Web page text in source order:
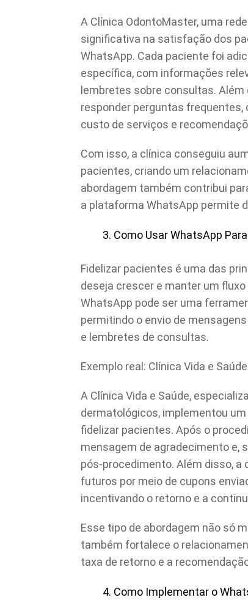
A Clínica OdontoMaster, uma
significativa na satisfação dos
WhatsApp. Cada paciente foi
específica, com informações
lembretes sobre consultas.
responder perguntas
custo de serviços e
Com isso, a clínica conseguiu
pacientes, criando um
abordagem também contribui
a plataforma WhatsApp permite
Como Usar WhatsApp
Fidelizar pacientes é uma das
deseja crescer e manter um
WhatsApp pode ser uma
permitindo o envio de
e lembretes de consultas.
Exemplo real: Clínica Vida e Saúde
A Clínica Vida e Saúde,
dermatológicos, implementou
fidelizar pacientes. Após o
mensagem de agradecimento e,
pós-procedimento. Além disso,
futuros por meio de cupons
incentivando o retorno e a
Esse tipo de abordagem não só
também fortalece o
taxa de retorno e a
Como Implementar o